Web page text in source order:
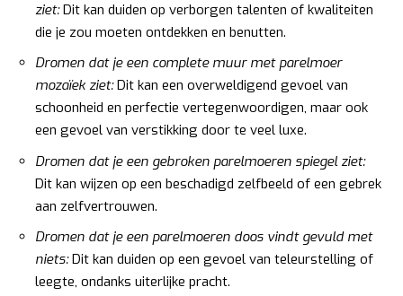
ziet:Dit kan duiden op verborgen talenten of kwaliteiten
die je zou moeten ontdekken en benutten.
Dromen dat je een complete muur met parelmoer
mozaïek ziet:Dit kan een overweldigend gevoel van
schoonheid en perfectie vertegenwoordigen, maar ook
een gevoel van verstikking door te veel luxe.
Dromen dat je een gebroken parelmoeren spiegel ziet:
Dit kan wijzen op een beschadigd zelfbeeld of een gebrek
aan zelfvertrouwen.
Dromen dat je een parelmoeren doos vindt gevuld met
niets:Dit kan duiden op een gevoel van teleurstelling of
leegte, ondanks uiterlijke pracht.